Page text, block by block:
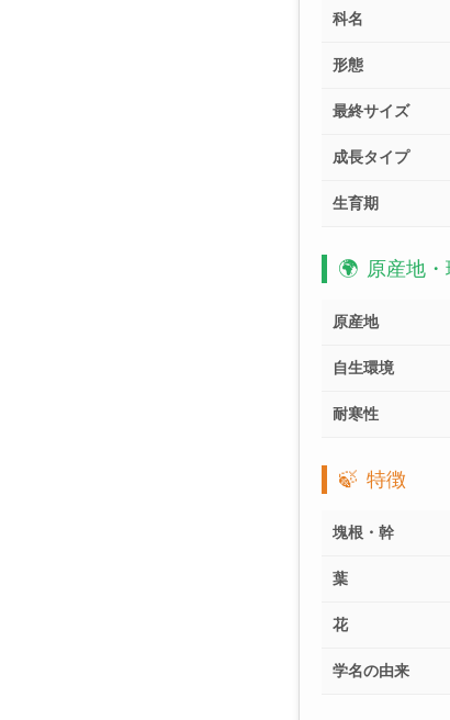
科名
形態
最終サイズ
成長タイプ
生育期
🌍 原産地
原産地
自生環境
耐寒性
🍃 特徴
塊根・幹
葉
花
学名の由来